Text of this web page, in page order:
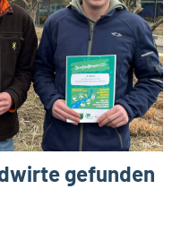
gefunden